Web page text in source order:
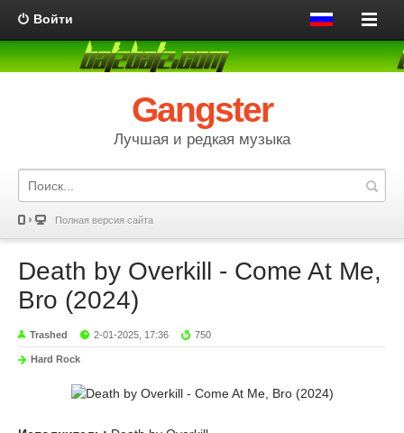
Войти
Gangster
Лучшая и редкая музыка
Полная версия сайта
Death by Overkill - Come At Me,
Bro (2024)
Trashed 2-01-2025, 17:36 750
Hard Rock